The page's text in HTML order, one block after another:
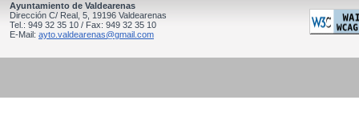
Ayuntamiento de Valdearenas
Dirección C/ Real, 5, 19196 Valdearenas
Tel.: 949 32 35 10 / Fax: 949 32 35 10
E-Mail: ayto.valdearenas@gmail.com